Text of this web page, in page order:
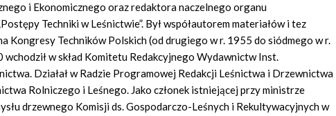
i Ekonomicznego oraz redaktora naczelnego organu
Techniki w Leśnictwie”. Był współautorem materiałów i tez
Kongresy Techników Polskich (od drugiego w r. 1955 do siódmego w r.
wchodził w skład Komitetu Redakcyjnego Wydawnictw Inst.
Działał w Radzie Programowej Redakcji Leśnictwa i Drzewnictwa
Rolniczego i Leśnego. Jako członek istniejącej przy ministrze
drzewnego Komisji ds. Gospodarczo-Leśnych i Rekultywacyjnych w